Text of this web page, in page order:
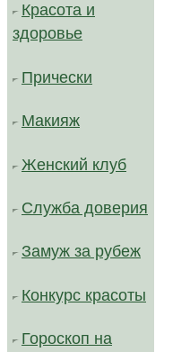
Красота и
здоровье
Прически
Макияж
Женский клуб
Служба доверия
Замуж за рубеж
Конкурс красоты
Гороскоп на